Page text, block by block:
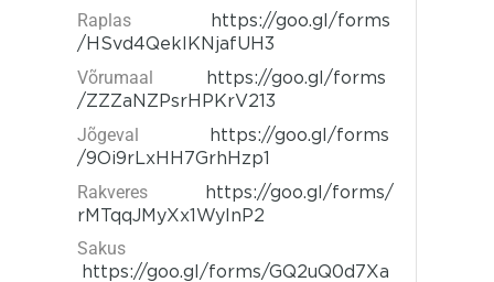
Raplas https://goo.gl/forms
/HSvd4QekIKNjafUH3
Võrumaal https://goo.gl/forms
/ZZZaNZPsrHPKrV213
Jõgeval https://goo.gl/forms
/9Oi9rLxHH7GrhHzp1
Rakveres https://goo.gl/forms/
rMTqqJMyXx1WylnP2
Sakus
https://goo.gl/forms/GQ2uQ0d7Xa